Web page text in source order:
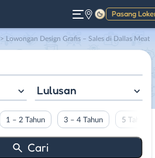
Pasang
Gelap
> Lowongan Design Grafis – Sales di Dallas Meat
Lulusan
1 – 2 Tahun 3 – 4 Tahun 5 Tahun